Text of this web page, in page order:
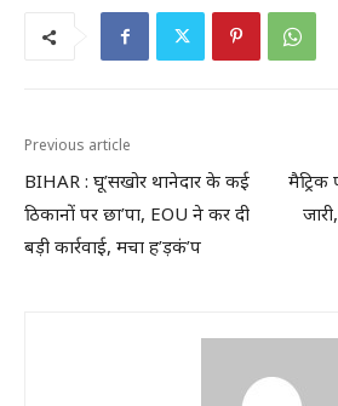
Previous article
BIHAR : घू’सखोर थानेदार के कई
ठिकानों पर छा’पा, EOU ने कर दी
बड़ी कार्रवाई, मचा ह’ड़कं’प
मैट्रिक